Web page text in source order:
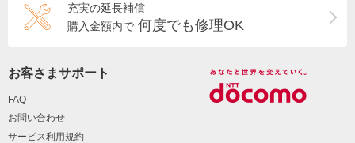
充実の延長補償
購入金額内で 何度でも修理OK
お客さまサポート
FAQ
お問い合わせ
サービス利用規約